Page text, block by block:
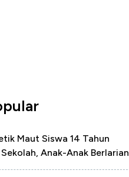
Maut Siswa 14 Tahun
Anak-Anak Berlarian